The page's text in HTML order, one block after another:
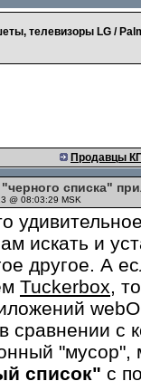
телевизоры LG /
Продавцы
списка"
@ 08:03:29 MSK
искать и
другое. А
Tuckerbox,
сравнении с
"мусор",
список" с